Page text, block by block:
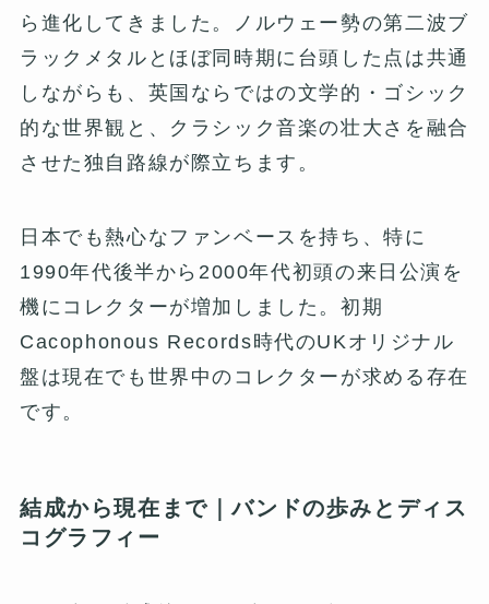
ら進化してきました。ノルウェー勢の第二波ブ
ラックメタルとほぼ同時期に台頭した点は共通
しながらも、英国ならではの文学的・ゴシック
的な世界観と、クラシック音楽の壮大さを融合
させた独自路線が際立ちます。
日本でも熱心なファンベースを持ち、特に
1990年代後半から2000年代初頭の来日公演を
機にコレクターが増加しました。初期
Cacophonous Records時代のUKオリジナル
盤は現在でも世界中のコレクターが求める存在
です。
結成から現在まで｜バンドの歩みとディス
コグラフィー